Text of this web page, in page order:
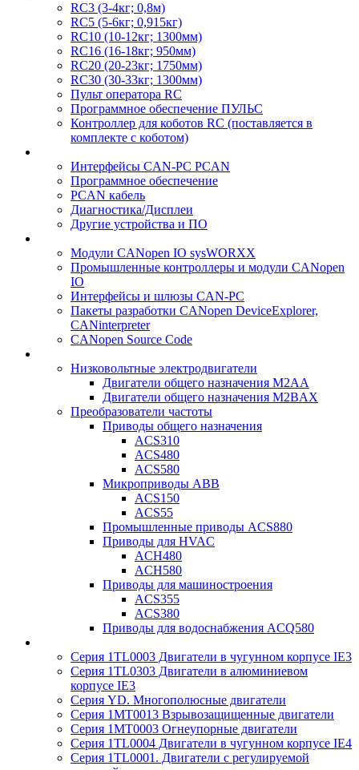
RC3 (3-4кг; 0,8м)
RC5 (5-6кг; 0,915кг)
RC10 (10-12кг; 1300мм)
RC16 (16-18кг; 950мм)
RC20 (20-23кг; 1750мм)
RC30 (30-33кг; 1300мм)
Пульт оператора RC
Программное обеспечение ПУЛЬС
Контроллер для коботов RC (поставляется в
комплекте с коботом)
Интерфейсы CAN-PC PCAN
Программное обеспечение
PCAN кабель
Диагностика/Дисплеи
Другие устройства и ПО
Модули CANopen IO sysWORXX
Промышленные контроллеры и модули CANopen
IO
Интерфейсы и шлюзы CAN-PC
Пакеты разработки CANopen DeviceExplorer,
CANinterpreter
CANopen Source Code
Низковольтные электродвигатели
Двигатели общего назначения M2AA
Двигатели общего назначения M2BAX
Преобразователи частоты
Приводы общего назначения
ACS310
ACS480
ACS580
Микроприводы ABB
ACS150
ACS55
Промышленные приводы ACS880
Приводы для HVAC
ACH480
ACH580
Приводы для машиностроения
ACS355
ACS380
Приводы для водоснабжения ACQ580
Серия 1TL0003 Двигатели в чугунном корпусе IE3
Серия 1TL0303 Двигатели в алюминиевом
корпусе IE3
Серия YD. Многополюсные двигатели
Серия 1MT0013 Взрывозащищенные двигатели
Серия 1MT0003 Огнеупорные двигатели
Серия 1TL0004 Двигатели в чугунном корпусе IE4
Серия 1TL0001. Двигатели с регулируемой